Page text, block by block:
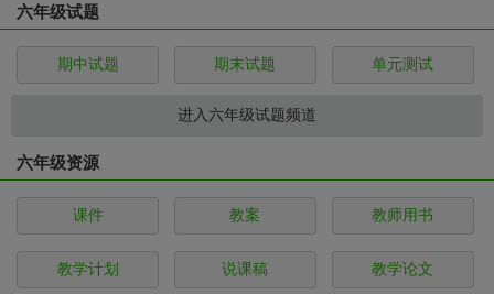
六年级试题
期中试题 期末试题 单元测试
进入六年级试题频道
六年级资源
课件 教案 教师用书
教学计划 说课稿 教学论文